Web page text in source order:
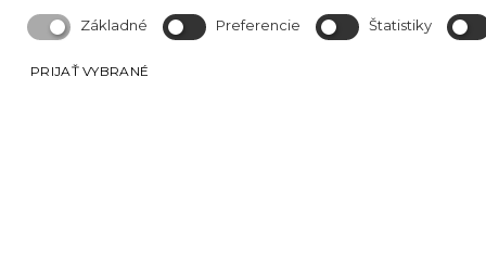
Základné Preferencie Štatistiky
PRIJAŤ VYBRANÉ